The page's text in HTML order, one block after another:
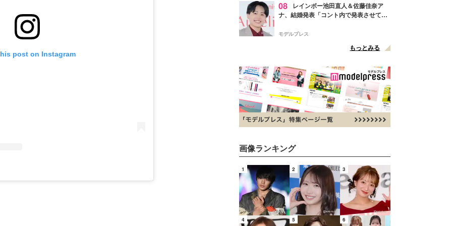
post on Instagram
08
レインボー池田直人＆佐藤佳奈ア
ナ、結婚発表「コント内で発表させてい
点変更のため
モデルプレス
もっとみる
画像ランキング
1 2 3
4 5 6